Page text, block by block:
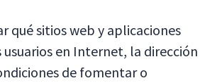
qué sitios web y aplicaciones
usuarios en Internet, la dirección
de fomentar o